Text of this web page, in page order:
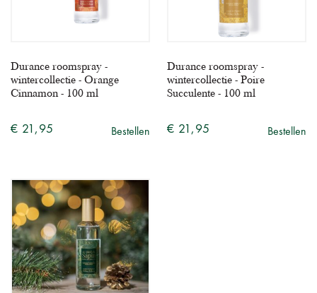
Durance roomspray -
wintercollectie - Orange
Cinnamon - 100 ml
€ 21,95 Bestellen
Durance roomspray -
wintercollectie - Poire
Succulente - 100 ml
€ 21,95 Bestellen